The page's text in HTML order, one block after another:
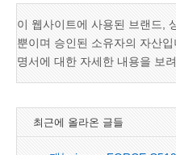
이 웹사이트에 사용된 브랜드,
뿐이며 승인된 소유자의 자산
명서에 대한 자세한 내용을 보
최근에 올라온 글들